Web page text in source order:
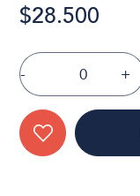
$28.500
- +